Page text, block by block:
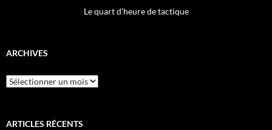
Le quart d'heure de tactique
ARCHIVES
Archives
ARTICLES RÉCENTS